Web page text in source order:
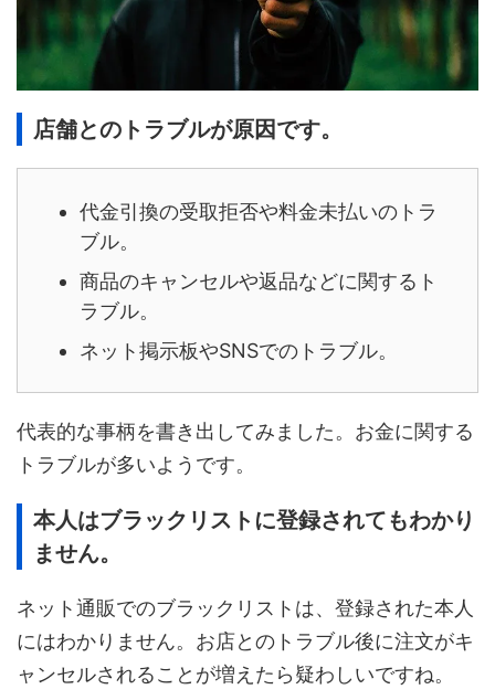
店舗とのトラブルが原因です。
代金引換の受取拒否や料金未払いのトラ
ブル。
商品のキャンセルや返品などに関するト
ラブル。
ネット掲示板やSNSでのトラブル。
代表的な事柄を書き出してみました。お金に関する
トラブルが多いようです。
本人はブラックリストに登録されてもわかり
ません。
ネット通販でのブラックリストは、登録された本人
にはわかりません。お店とのトラブル後に注文がキ
ャンセルされることが増えたら疑わしいですね。